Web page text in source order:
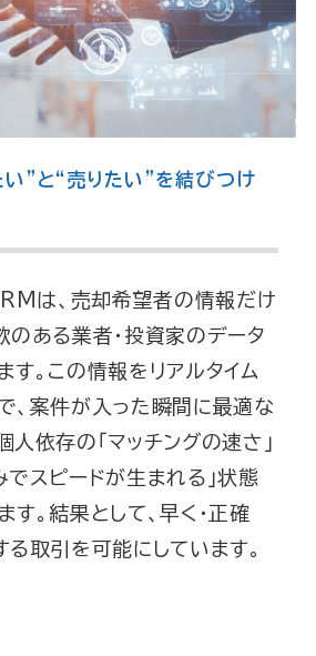
い”と“売りたい”を結びつけ
は、売却希望者の情報だけ
のある業者・投資家のデータ
す。 この情報をリアルタイム
、案件が入った瞬間に最適な
人依存の「マッチングの速さ」
でスピードが生まれる」状態
す。結果として、早く・正確
る取引を可能にしています。